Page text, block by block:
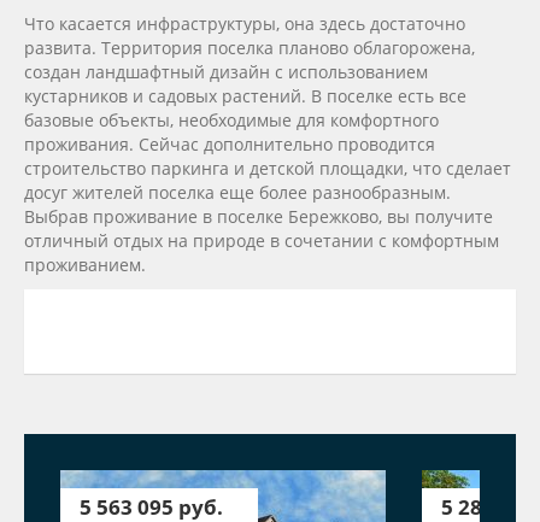
Что касается инфраструктуры, она здесь достаточно
развита. Территория поселка планово облагорожена,
создан ландшафтный дизайн с использованием
кустарников и садовых растений. В поселке есть все
базовые объекты, необходимые для комфортного
проживания. Сейчас дополнительно проводится
строительство паркинга и детской площадки, что сделает
досуг жителей поселка еще более разнообразным.
Выбрав проживание в поселке Бережково, вы получите
отличный отдых на природе в сочетании с комфортным
проживанием.
5 563 095 руб. 5 287